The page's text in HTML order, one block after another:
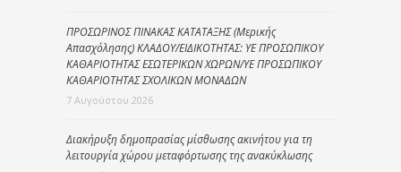
ΠΡΟΣΩΡΙΝΟΣ ΠΙΝΑΚΑΣ ΚΑΤΑΤΑΞΗΣ (Μερικής
Απασχόλησης) ΚΛΑΔΟΥ/ΕΙΔΙΚΟΤΗΤΑΣ: ΥΕ ΠΡΟΣΩΠΙΚΟΥ
ΚΑΘΑΡΙΟΤΗΤΑΣ ΕΣΩΤΕΡΙΚΩΝ ΧΩΡΩΝ/ΥΕ ΠΡΟΣΩΠΙΚΟΥ
ΚΑΘΑΡΙΟΤΗΤΑΣ ΣΧΟΛΙΚΩΝ ΜΟΝΑΔΩΝ
7 Αυγούστου 2026
Διακήρυξη δημοπρασίας μίσθωσης ακινήτου για τη
λειτουργία χώρου μεταφόρτωσης της ανακύκλωσης